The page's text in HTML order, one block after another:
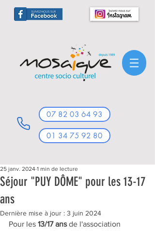
07 82 03 64 93
01 34 75 92 80
Séjour "PUY DÔME" pour les 13-17
ans
25 janv. 2024 1 min de lecture
Dernière mise à jour : 3 juin 2024
Pour les 13/17 ans de l'association